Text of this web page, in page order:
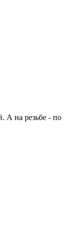
А на резьбе - по